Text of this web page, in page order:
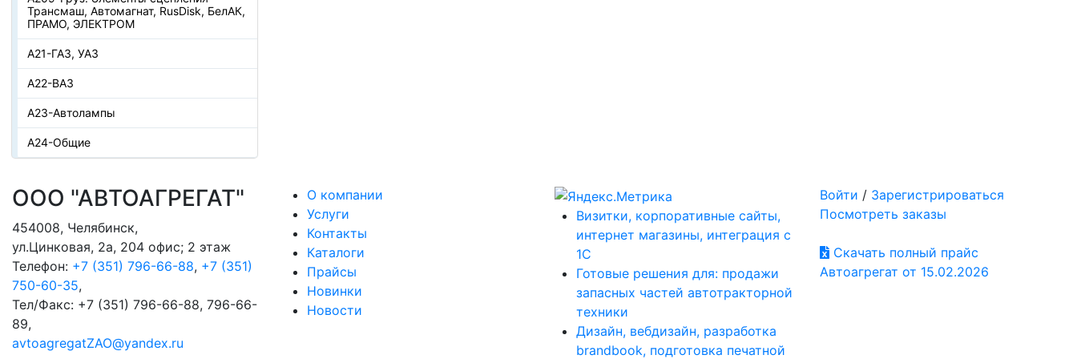
Трансмаш, Автомагнат, RusDisk, БелАК,
ПРАМО, ЭЛЕКТРОМ
А21-ГАЗ, УАЗ
А22-ВАЗ
А23-Автолампы
А24-Общие
ООО "АВТОАГРЕГАТ"
454008, Челябинск,
ул.Цинковая, 2а, 204 офис; 2 этаж
Телефон: +7 (351) 796-66-88, +7 (351)
750-60-35,
Тел/Факс: +7 (351) 796-66-88, 796-66-
89,
avtoagregatZAO@yandex.ru
О компании
Услуги
Контакты
Каталоги
Прайсы
Новинки
Новости
Визитки, корпоративные сайты,
интернет магазины, интеграция с
1С
Готовые решения для: продажи
запасных частей автотракторной
техники
Дизайн, вебдизайн, разработка
brandbook, подготовка печатной
Войти / Зарегистрироваться
Посмотреть заказы
Скачать полный прайс
Автоагрегат от 15.02.2026